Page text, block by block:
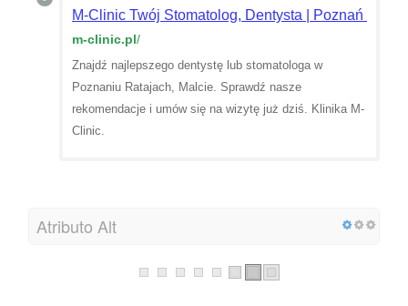
M-Clinic Twój Stomatolog, Dentysta | Poznań
m-clinic.pl/
Znajdź najlepszego dentystę lub stomatologa w
Poznaniu Ratajach, Malcie. Sprawdź nasze
rekomendacje i umów się na wizytę już dziś. Klinika M-
Clinic.
Atributo Alt